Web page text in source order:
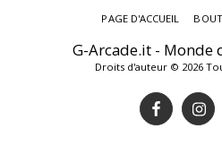
G-Arcade.it -
Droits d'auteur © 2026
PAGE D'ACCUEIL